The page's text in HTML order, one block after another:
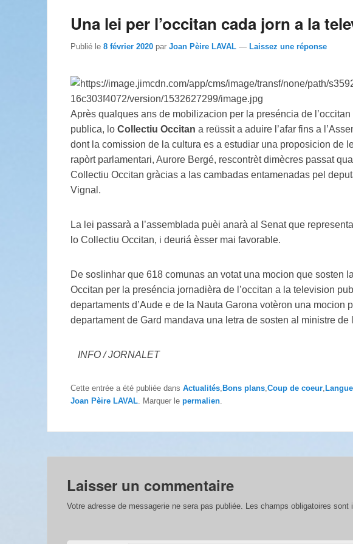
Una lei per l’occitan cada jorn a la
Publié le 8 février 2020 par Joan Pèire LAVAL — Laissez une réponse
Après qualques ans de mobilizacion per la preséncia de
publica, lo Collectiu Occitan a reüssit a aduire l’afar fins a
dont la comission de la cultura es a estudiar una proposicion de
rapòrt parlamentari, Aurore Bergé, rescontrèt dimècres passat
Collectiu Occitan gràcias a las cambadas entamenadas pel
Vignal.
La lei passarà a l’assemblada puèi anarà al Senat que
lo Collectiu Occitan, i deuriá èsser mai favorable.
De soslinhar que 618 comunas an votat una mocion que sosten
Occitan per la preséncia jornadièra de l’occitan a la television
departaments d’Aude e de la Nauta Garona votèron una mocion
departament de Gard mandava una letra de sosten al ministre de
INFO / JORNALET
Cette entrée a été publiée dans Actualités Bons plans Coup de coeur
Joan Pèire LAVAL . Marquer le permalien
Laisser un commentaire
Votre adresse de messagerie ne sera pas publiée. Les champs obligatoires sont